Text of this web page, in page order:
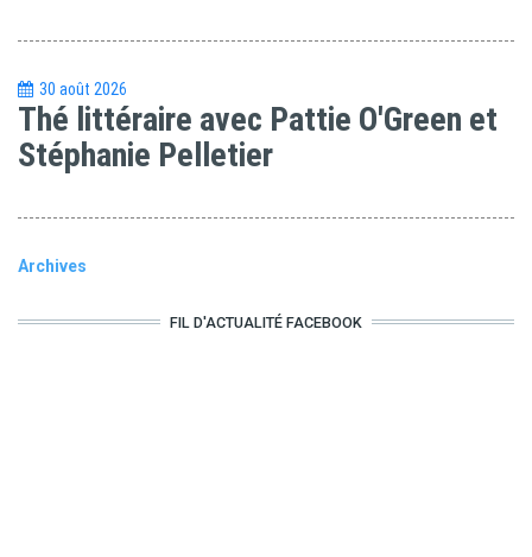
30 août 2026
Thé littéraire avec Pattie O'Green et
Stéphanie Pelletier
Archives
FIL D'ACTUALITÉ FACEBOOK